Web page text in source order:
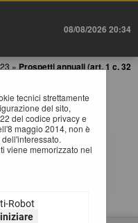
08/08/2026 20:34
» Prospetti annuali (art. 1 c. 32
tecnici strettamente
del sito,
del codice privacy e
maggio 2014, non è
viene memorizzato nel
Robot
1 C. 32 L.190 DEL
di lavori, servizi e
comma 32 Legge
per accedere alla